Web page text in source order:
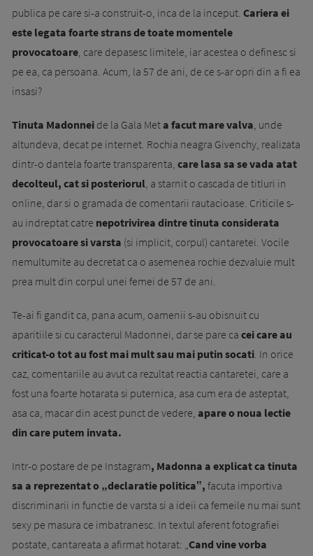
publica pe care si-a construit-o, inca de la inceput. Cariera ei
este legata foarte strans de toate momentele
provocatoare , care depasesc limitele, iar acestea o definesc si
pe ea, ca persoana. Acum, la 57 de ani, de ce s-ar opri din a fi ea
insasi?
Tinuta Madonnei de la Gala Met a facut mare valva , unde
altundeva, decat pe internet. Rochia neagra Givenchy, realizata
dintr-o dantela foarte transparenta, care lasa sa se vada atat
decolteul, cat si posteriorul , a starnit o cascada de titluri in
online, dar si o gramada de comentarii rautacioase. Criticile s-
au indreptat catre nepotrivirea dintre tinuta considerata
provocatoare si varsta (si implicit, corpul) cantaretei. Vocile
nemultumite au decretat ca o asemenea rochie dezvaluie mult
prea mult din corpul unei femei de 57 de ani.
Te-ai fi gandit ca, pana acum, oamenii s-au obisnuit cu
aparitiile si cu caracterul Madonnei, dar se pare ca cei care au
criticat-o tot au fost mai mult sau mai putin socati . In orice
caz, comentariile au avut ca rezultat reactia cantaretei, care a
fost una foarte hotarata si puternica, asa cum era de asteptat,
asa ca, macar din acest punct de vedere, apare o noua lectie
din care putem invata.
Intr-o postare de pe Instagram, Madonna a explicat ca tinuta
sa a reprezentat o „declaratie politica‟, facuta importiva
discriminarii in functie de varsta si a ideii ca femeile nu mai sunt
sexy pe masura ce imbatranesc. In textul aferent fotografiei
postate, cantareata a afirmat hotarat: „ Cand vine vorba